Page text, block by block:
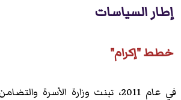
إطار السياسات
خطط "إكرام"
في عام 2011، تبنت وزارة الأسرة